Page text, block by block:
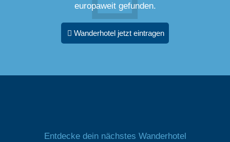
europaweit gefunden.
Wanderhotel jetzt eintragen
Entdecke dein nächstes Wanderhotel